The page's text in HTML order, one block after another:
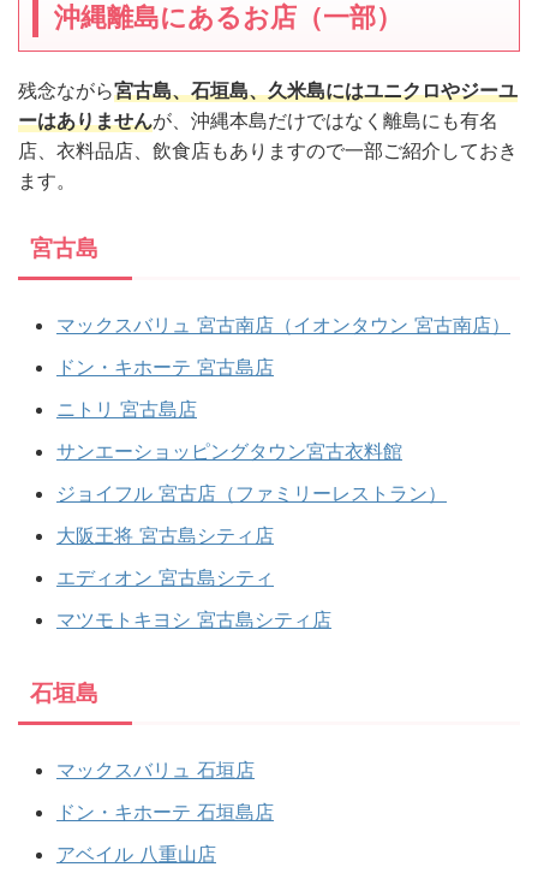
沖縄離島にあるお店（一部）
残念ながら宮古島、石垣島、久米島にはユニクロやジーユ
ーはありませんが、沖縄本島だけではなく離島にも有名
店、衣料品店、飲食店もありますので一部ご紹介しておき
ます。
宮古島
マックスバリュ 宮古南店（イオンタウン 宮古南店）
ドン・キホーテ 宮古島店
ニトリ 宮古島店
サンエーショッピングタウン宮古衣料館
ジョイフル 宮古店（ファミリーレストラン）
大阪王将 宮古島シティ店
エディオン 宮古島シティ
マツモトキヨシ 宮古島シティ店
石垣島
マックスバリュ 石垣店
ドン・キホーテ 石垣島店
アベイル 八重山店